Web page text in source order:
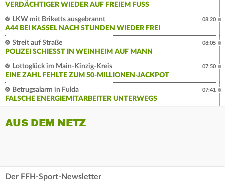
VERDÄCHTIGER WIEDER AUF FREIEM FUSS
LKW mit Briketts ausgebrannt
A44 BEI KASSEL NACH STUNDEN WIEDER FREI
08:20
Streit auf Straße
POLIZEI SCHIESST IN WEINHEIM AUF MANN
08:05
Lottoglück im Main-Kinzig-Kreis
EINE ZAHL FEHLTE ZUM 50-MILLIONEN-JACKPOT
07:50
Betrugsalarm in Fulda
FALSCHE ENERGIEMITARBEITER UNTERWEGS
07:41
AUS DEM NETZ
Der FFH-Sport-Newsletter